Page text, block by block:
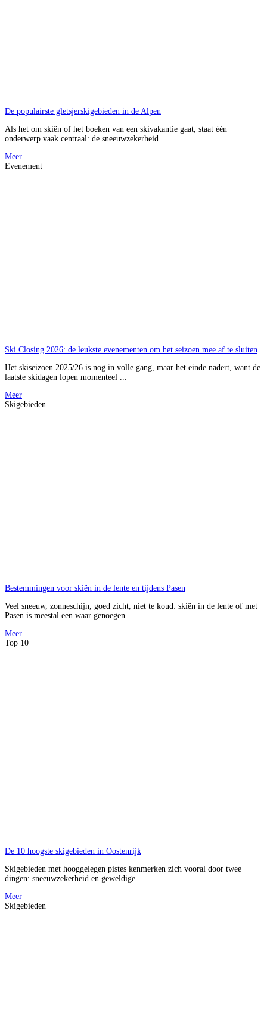
De populairste gletsjerskigebieden in de Alpen
Als het om skiën of het boeken van een skivakantie gaat, staat één
onderwerp vaak centraal: de sneeuwzekerheid. ...
Meer
Evenement
Ski Closing 2026: de leukste evenementen om het seizoen mee af te sluiten
Het skiseizoen 2025/26 is nog in volle gang, maar het einde nadert, want de
laatste skidagen lopen momenteel ...
Meer
Skigebieden
Bestemmingen voor skiën in de lente en tijdens Pasen
Veel sneeuw, zonneschijn, goed zicht, niet te koud: skiën in de lente of met
Pasen is meestal een waar genoegen. ...
Meer
Top 10
De 10 hoogste skigebieden in Oostenrijk
Skigebieden met hooggelegen pistes kenmerken zich vooral door twee
dingen: sneeuwzekerheid en geweldige ...
Meer
Skigebieden